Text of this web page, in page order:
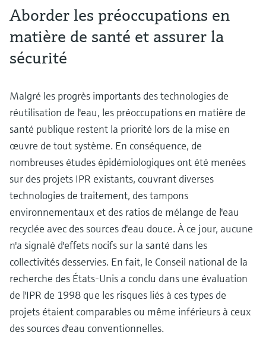
Aborder les préoccupations en
matière de santé et assurer la
sécurité
Malgré les progrès importants des technologies de
réutilisation de l'eau, les préoccupations en matière de
santé publique restent la priorité lors de la mise en
œuvre de tout système. En conséquence, de
nombreuses études épidémiologiques ont été menées
sur des projets IPR existants, couvrant diverses
technologies de traitement, des tampons
environnementaux et des ratios de mélange de l'eau
recyclée avec des sources d'eau douce. À ce jour, aucune
n'a signalé d'effets nocifs sur la santé dans les
collectivités desservies. En fait, le Conseil national de la
recherche des États-Unis a conclu dans une évaluation
de l'IPR de 1998 que les risques liés à ces types de
projets étaient comparables ou même inférieurs à ceux
des sources d'eau conventionnelles.